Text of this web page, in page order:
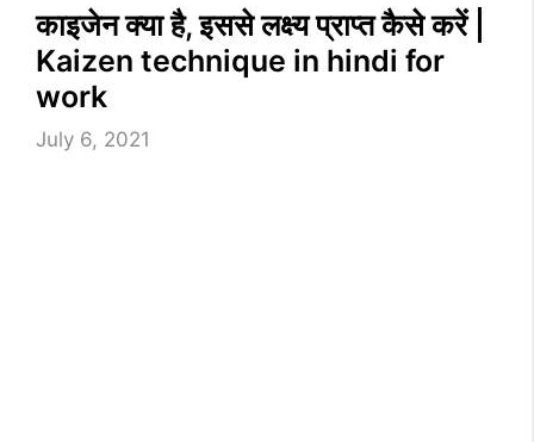
काइजेन क्या है, इससे लक्ष्य प्राप्त कैसे करें |
Kaizen technique in hindi for
work
July 6, 2021